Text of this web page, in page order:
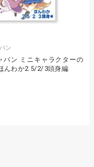
ン
パン ミニキャラクターの
んわか2.5/2/3頭身編